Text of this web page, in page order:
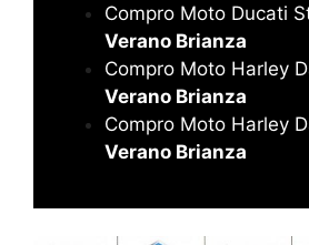
Compro Moto Ducati
Verano Brianza
Compro Moto Harley
Verano Brianza
Compro Moto Harley
Verano Brianza